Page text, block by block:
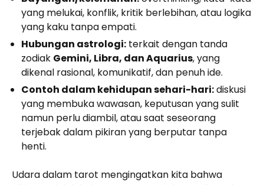
yang melukai, konflik, kritik berlebihan, atau logika
yang kaku tanpa empati.
Hubungan astrologi: terkait dengan tanda
zodiak Gemini, Libra, dan Aquarius, yang
dikenal rasional, komunikatif, dan penuh ide.
Contoh dalam kehidupan sehari-hari:diskusi
yang membuka wawasan, keputusan yang sulit
namun perlu diambil, atau saat seseorang
terjebak dalam pikiran yang berputar tanpa
henti.
Udara dalam tarot mengingatkan kita bahwa